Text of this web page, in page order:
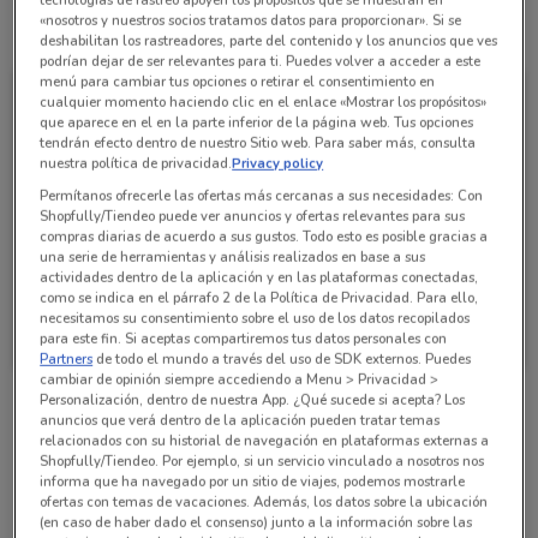
Todas las ofertas de esta tienda
Walmart Express
Caduca el 31/12
Sucursales Walmart Express alrededor
DIRECCION, DEL VALLE Ciudad De México
«nosotros y nuestros socios tratamos datos para proporcionar». Si se
deshabilitan los rastreadores, parte del contenido y los anuncios que ves
podrían dejar de ser relevantes para ti. Puedes volver a acceder a este
menú para cambiar tus opciones o retirar el consentimiento en
cualquier momento haciendo clic en el enlace «Mostrar los propósitos»
que aparece en el en la parte inferior de la página web. Tus opciones
tendrán efecto dentro de nuestro Sitio web. Para saber más, consulta
nuestra política de privacidad.Privacy policy
Permítanos ofrecerle las ofertas más cercanas a sus necesidades: Con
Shopfully/Tiendeo puede ver anuncios y ofertas relevantes para sus
compras diarias de acuerdo a sus gustos. Todo esto es posible gracias a
una serie de herramientas y análisis realizados en base a sus
actividades dentro de la aplicación y en las plataformas conectadas,
como se indica en el párrafo 2 de la Política de Privacidad. Para ello,
necesitamos su consentimiento sobre el uso de los datos recopilados
para este fin. Si aceptas compartiremos tus datos personales con
Partners de todo el mundo a través del uso de SDK externos. Puedes
cambiar de opinión siempre accediendo a Menu > Privacidad >
Personalización, dentro de nuestra App. ¿Qué sucede si acepta? Los
anuncios que verá dentro de la aplicación pueden tratar temas
relacionados con su historial de navegación en plataformas externas a
Shopfully/Tiendeo. Por ejemplo, si un servicio vinculado a nosotros nos
informa que ha navegado por un sitio de viajes, podemos mostrarle
ofertas con temas de vacaciones. Además, los datos sobre la ubicación
(en caso de haber dado el consenso) junto a la información sobre las